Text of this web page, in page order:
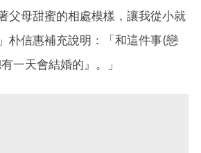
父母甜蜜的相處模樣，讓我從小就
朴信惠補充說明：「和這件事(戀
一天會結婚的』。」